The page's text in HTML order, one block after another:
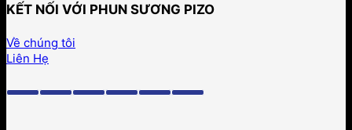
KẾT NỐI VỚI PHUN SƯƠNG PIZO
Về chúng tôi
Liên Hẹ